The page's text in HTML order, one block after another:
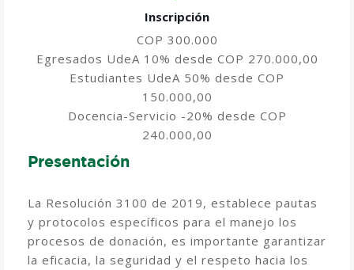
Inscripción
COP 300.000
Egresados UdeA 10% desde COP 270.000,00
Estudiantes UdeA 50% desde COP
150.000,00
Docencia-Servicio -20% desde COP
240.000,00
Presentación
La Resolución 3100 de 2019, establece pautas
y protocolos específicos para el manejo los
procesos de donación, es importante garantizar
la eficacia, la seguridad y el respeto hacia los